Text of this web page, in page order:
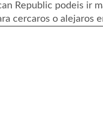
Republic podeis ir
cercaros o alejaros